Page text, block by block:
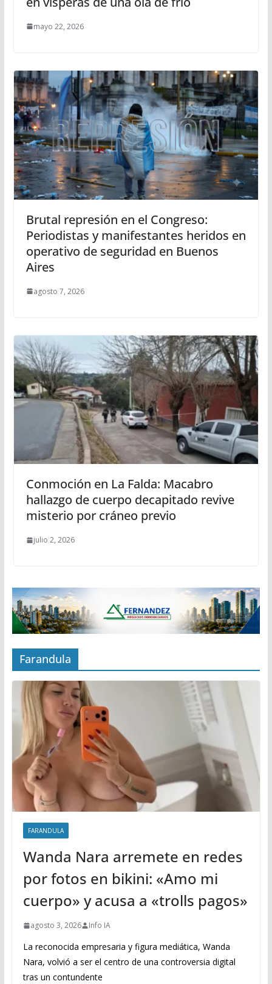
mayo 22, 2026
Brutal represión en el Congreso:
Periodistas y manifestantes heridos en
operativo de seguridad en Buenos
Aires
agosto 7, 2026
Conmoción en La Falda: Macabro
hallazgo de cuerpo decapitado revive
misterio por cráneo previo
julio 2, 2026
Farandula
FARANDULA
Wanda Nara arremete en redes
por fotos en bikini: «Amo mi
cuerpo» y acusa a «trolls pagos»
agosto 3, 2026 Info IA
La reconocida empresaria y figura mediática, Wanda
Nara, volvió a ser el centro de una controversia digital
tras un contundente